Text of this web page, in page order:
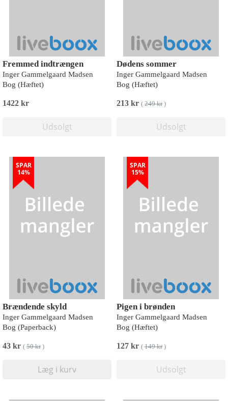
Fremmed indtrængen
Inger Gammelgaard Madsen
Bog (Hæftet)
1422 kr
Udsolgt
Dødens sommer
Inger Gammelgaard Madsen
Bog (Hæftet)
213 kr ( 249 kr)
Udsolgt
SPAR
14%
Brændende skyld
Inger Gammelgaard Madsen
Bog (Paperback)
43 kr ( 50 kr)
Læg i kurv
SPAR
15%
Pigen i brønden
Inger Gammelgaard Madsen
Bog (Hæftet)
127 kr ( 149 kr)
Udsolgt